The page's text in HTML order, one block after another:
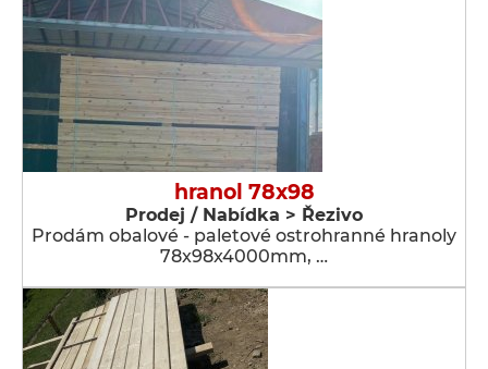
hranol 78x98
Prodej / Nabídka > Řezivo
Prodám obalové - paletové ostrohranné hranoly
78x98x4000mm, …